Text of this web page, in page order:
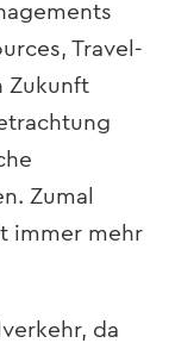
Travel-
Zukunft
Zumal
immer mehr
da